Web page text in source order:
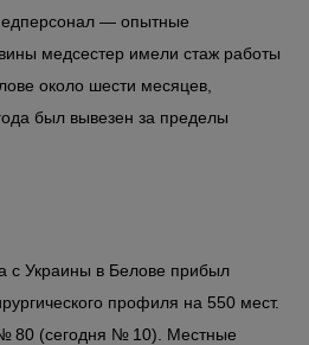
— опытные
медсестер имели стаж работы
около шести месяцев,
был вывезен за пределы
с Украины в Белове прибыл
профиля на 550 мест.
80 (сегодня № 10). Местные